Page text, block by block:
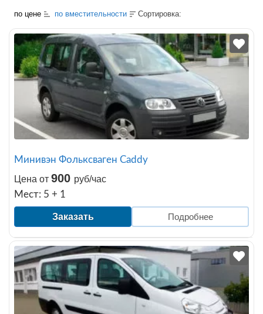
Сортировка:
по цене по вместительности
Минивэн Фольксваген Caddy
Цена от 900 руб/час
Мест: 5 + 1
Заказать Подробнее